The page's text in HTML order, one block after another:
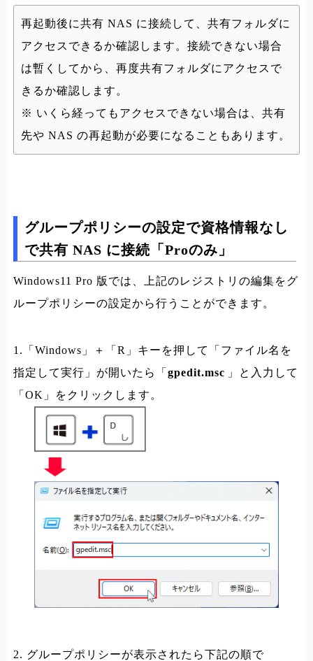
再起動後に共有 NAS に接続して、共有フォルダに
アクセスできるか確認します。接続できない場合
は暫くしてから、再度共有フォルダにアクセスで
きるか確認します。
※ いくら経ってもアクセスできない場合は、共有
先や NAS の再起動が必要になることもあります。
グループポリシーの設定で資格情報なし
で共有 NAS に接続「Proのみ」
Windows11 Pro 版では、上記のレジストリの編集をグ
ループポリシーの設定から行うことができます。
1.「Windows」＋「R」キーを押して「ファイル名を
指定して実行」が開いたら「 gpedit.msc 」と入力して
「OK」をクリックします。
2. グループポリシーが表示されたら下記の順で